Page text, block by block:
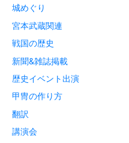
城めぐり
宮本武蔵関連
戦国の歴史
新聞&雑誌掲載
歴史イベント出演
甲冑の作り方
翻訳
講演会